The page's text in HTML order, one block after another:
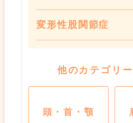
変形性股関節症
他のカテゴリ
頭・首・顎